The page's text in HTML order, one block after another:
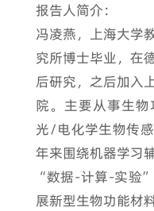
报告人简介：
冯凌燕，上海大学
究所博士毕业，在
后研究，之后加入
院。主要从事生
光/电化学生物传
年来围绕机器学习
“数据-计算-实验
展新型生物功能材